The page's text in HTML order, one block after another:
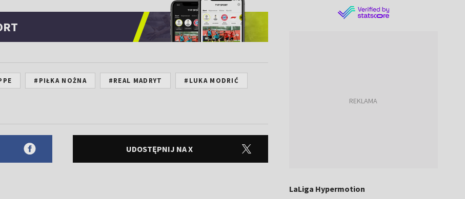
#PIŁKA NOŻNA #REAL MADRYT #LUKA MODRIĆ
UDOSTĘPNIJ NA X
LaLiga Hypermotion